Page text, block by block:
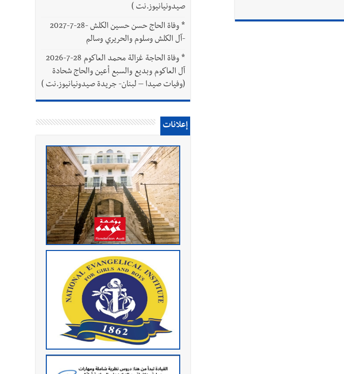
صيدونيانيوز.نت )
*
وفاة الحاج حسن حسين الكلش -28-7-2027
-آل الكلش وسلوم والحريري وسالم
*
وفاة الحاجة غزالة محمد العاكوم 28-7-2026
آل العاكوم وبديع والسبع أعين والحاج شحادة
(وفيات صيدا – لبنان- جريدة صيدونيانيوز.نت )
إعلانات